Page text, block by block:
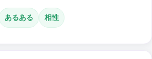
あるある 相性